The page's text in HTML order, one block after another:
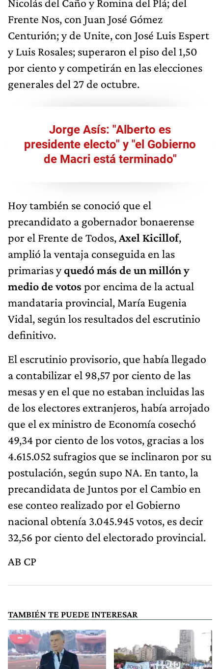
Frente Nos, con Juan José Gómez
Centurión; y de Unite, con José Luis Espert
y Luis Rosales; superaron el piso del 1,50
por ciento y competirán en las elecciones
generales del 27 de octubre.
Jorge Asís: "Alberto es
presidente electo" y "el Gobierno
de Macri está terminado"
Hoy también se conoció que el
precandidato a gobernador bonaerense
por el Frente de Todos,Axel Kicillof,
amplió la ventaja conseguida en las
primarias yquedó más de un millón y
medio de votos por encima de la actual
mandataria provincial, María Eugenia
Vidal, según los resultados del escrutinio
definitivo.
El escrutinio provisorio, que había llegado
a contabilizar el 98,57 por ciento de las
mesas y en el que no estaban incluidas las
de los electores extranjeros, había arrojado
que el ex ministro de Economía cosechó
49,34 por ciento de los votos, gracias a los
4.615.052 sufragios que se inclinaron por su
postulación, según supo NA. En tanto, la
precandidata de Juntos por el Cambio en
ese conteo realizado por el Gobierno
nacional obtenía 3.045.945 votos, es decir
32,56 por ciento del electorado provincial.
AB CP
TAMBIÉN TE PUEDE INTERESAR